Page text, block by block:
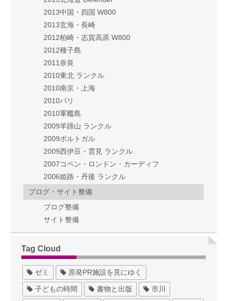
2013中国・四国 W800
2013玄海・長崎
2012柏崎・志賀高原 W800
2012種子島
2011奈良
2010東北 ランクル
2010南京・上海
2010パリ
2010軍艦島
2009羊蹄山 ランクル
2009ポルトガル
2009西伊豆・雲見 ランクル
2007コペン・ロンドン・カーディフ
2006姫路・丹後 ランクル
ブログ・サイト整備
ブログ整備
サイト整備
Tag Cloud
ゼミ 原発PR施設を見にゆく
子どもの時間 書物と出版 市川